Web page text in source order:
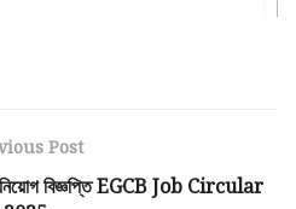
Post
নিয়োগ বিজ্ঞপ্তি EGCB Job Circular